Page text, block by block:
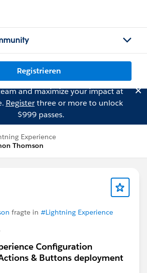
Registrieren
and maximize your impact at
Registerthree or more to unlock
$999 passes.
Experience
Thomson
fragte in #Lightning Experience
Configuration
& Buttons deployment